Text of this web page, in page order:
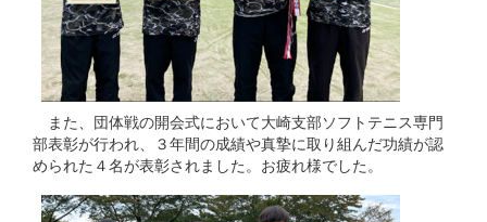
また、団体戦の開会式において大崎支部ソフトテニス専門
部表彰が行われ、３年間の成績や真摯に取り組んだ功績が認
められた４名が表彰されました。お疲れ様でした。